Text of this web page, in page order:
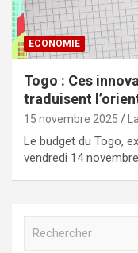
ECONOMIE
Togo : Ces
traduisent
15 novembre 2025
Le budget du Togo,
vendredi 14